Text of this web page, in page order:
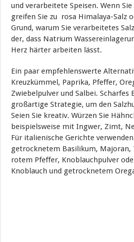
und verarbeitete Speisen. Wenn Sie
greifen Sie zu rosa Himalaya-Salz
Grund, warum Sie verarbeitetes
der, dass Natrium
Herz härter arbeiten lässt.
Ein paar empfehlenswerte
Kreuzkümmel, Paprika, Pfeffer,
Zwiebelpulver und Salbei. Scharfes
großartige Strategie, um den
Seien Sie kreativ. Würzen Sie
beispielsweise mit Ingwer, Zimt,
Für italienische Gerichte
getrocknetem Basilikum, Majoran,
rotem Pfeffer, Knoblauchpulver
Knoblauch und getrocknetem